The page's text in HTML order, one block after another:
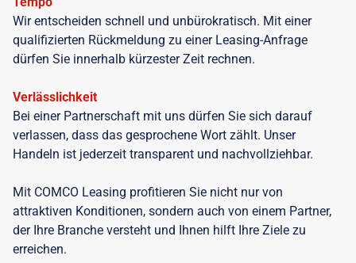
Wir entscheiden schnell und unbürokratisch. Mit einer
qualifizierten Rückmeldung zu einer Leasing-Anfrage
dürfen Sie innerhalb kürzester Zeit rechnen.
Verlässlichkeit
Bei einer Partnerschaft mit uns dürfen Sie sich darauf
verlassen, dass das gesprochene Wort zählt. Unser
Handeln ist jederzeit transparent und nachvollziehbar.
Mit COMCO Leasing profitieren Sie nicht nur von
attraktiven Konditionen, sondern auch von einem Partner,
der Ihre Branche versteht und Ihnen hilft Ihre Ziele zu
erreichen.